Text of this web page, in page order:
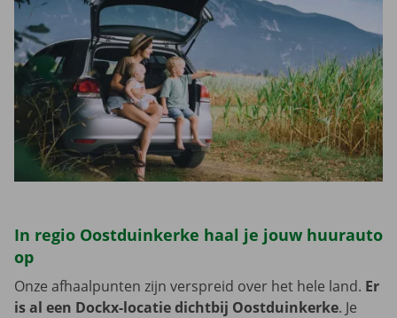
In regio Oostduinkerke haal je jouw huurauto
op
Onze afhaalpunten zijn verspreid over het hele land. Er
is al een Dockx-locatie dichtbij Oostduinkerke. Je